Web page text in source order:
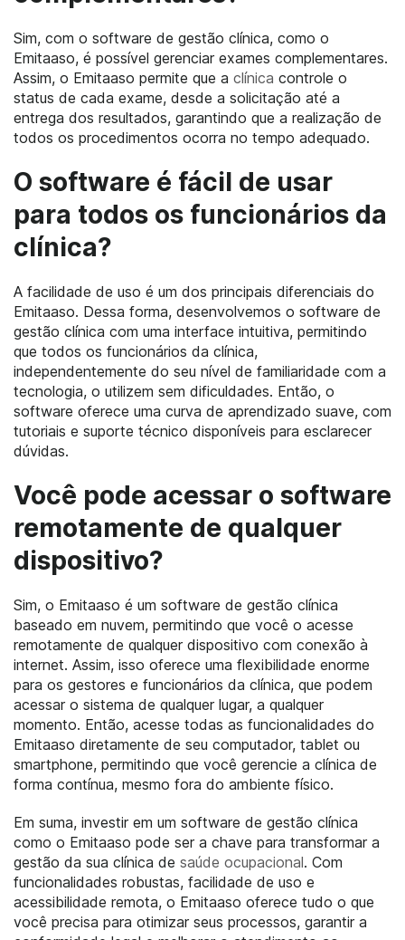
Sim, com o software de gestão clínica, como o
Emitaaso, é possível gerenciar exames complementares.
Assim, o Emitaaso permite que a clínica controle o
status de cada exame, desde a solicitação até a
entrega dos resultados, garantindo que a realização de
todos os procedimentos ocorra no tempo adequado.
O software é fácil de usar
para todos os funcionários da
clínica?
A facilidade de uso é um dos principais diferenciais do
Emitaaso. Dessa forma, desenvolvemos o software de
gestão clínica com uma interface intuitiva, permitindo
que todos os funcionários da clínica,
independentemente do seu nível de familiaridade com a
tecnologia, o utilizem sem dificuldades. Então, o
software oferece uma curva de aprendizado suave, com
tutoriais e suporte técnico disponíveis para esclarecer
dúvidas.
Você pode acessar o software
remotamente de qualquer
dispositivo?
Sim, o Emitaaso é um software de gestão clínica
baseado em nuvem, permitindo que você o acesse
remotamente de qualquer dispositivo com conexão à
internet. Assim, isso oferece uma flexibilidade enorme
para os gestores e funcionários da clínica, que podem
acessar o sistema de qualquer lugar, a qualquer
momento. Então, acesse todas as funcionalidades do
Emitaaso diretamente de seu computador, tablet ou
smartphone, permitindo que você gerencie a clínica de
forma contínua, mesmo fora do ambiente físico.
Em suma, investir em um software de gestão clínica
como o Emitaaso pode ser a chave para transformar a
gestão da sua clínica de saúde ocupacional. Com
funcionalidades robustas, facilidade de uso e
acessibilidade remota, o Emitaaso oferece tudo o que
você precisa para otimizar seus processos, garantir a